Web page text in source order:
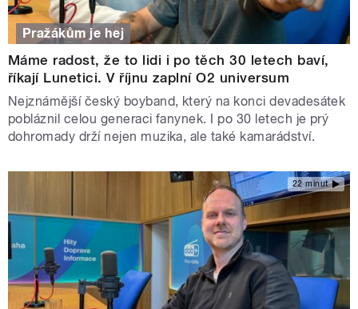
Pražákům je hej
Máme radost, že to lidi i po těch 30 letech baví,
říkají Lunetici. V říjnu zaplní O2 universum
Nejznámější český boyband, který na konci devadesátek
pobláznil celou generaci fanynek. I po 30 letech je prý
dohromady drží nejen muzika, ale také kamarádství.
22 minut